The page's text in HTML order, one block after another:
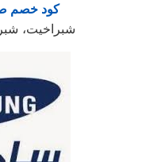
كود خصم
شبراخيت،